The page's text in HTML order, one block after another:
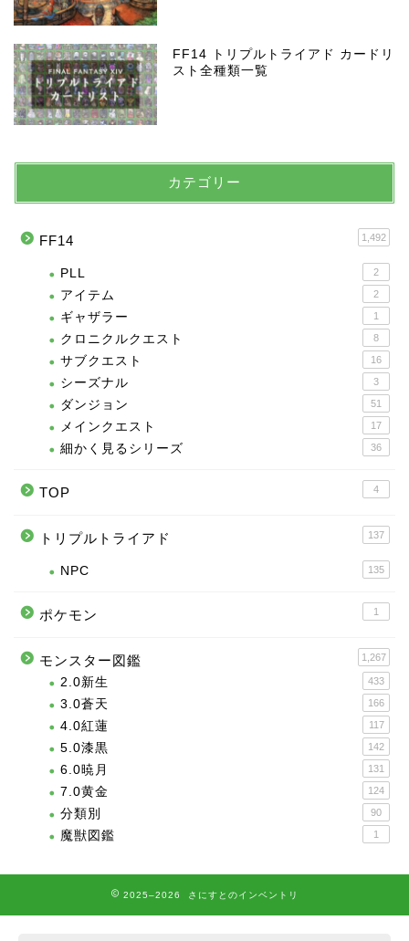
FF14 トリプルトライアド カードリ
スト全種類一覧
カテゴリー
FF14 1,492
PLL 2
アイテム 2
ギャザラー 1
クロニクルクエスト 8
サブクエスト 16
シーズナル 3
ダンジョン 51
メインクエスト 17
細かく見るシリーズ 36
TOP 4
トリプルトライアド 137
NPC 135
ポケモン 1
モンスター図鑑 1,267
2.0新生 433
3.0蒼天 166
4.0紅蓮 117
5.0漆黒 142
6.0暁月 131
7.0黄金 124
分類別 90
魔獣図鑑 1
2025–2026 さにすとのインベントリ